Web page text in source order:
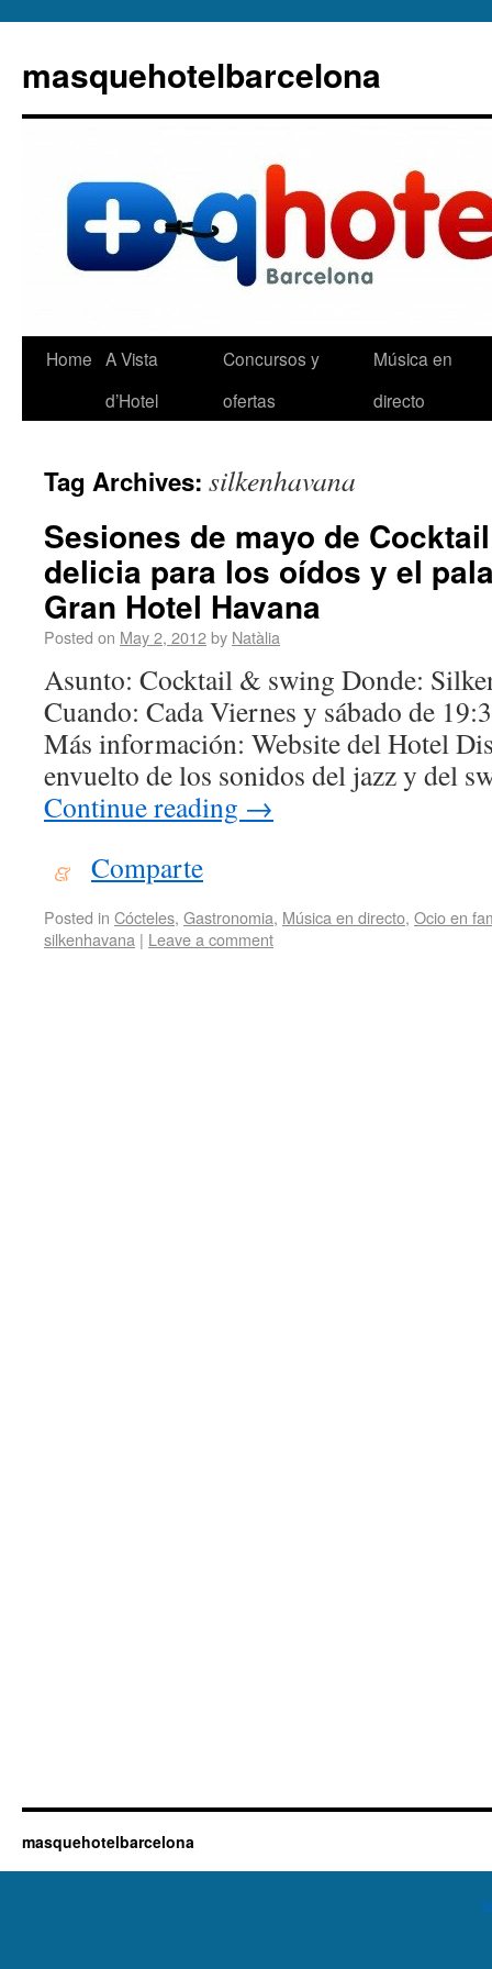
masquehotelbarcelona
Home A Vista
d’Hotel
Concursos y
ofertas
Música en
directo
Tag Archives: silkenhavana
Sesiones de mayo de
delicia para los oídos y el
Gran Hotel Havana
Posted on May 2, 2012by Natàlia
Asunto: Cocktail & swing Donde:
Cuando: Cada Viernes y sábado de
Más información: Website del Hotel
envuelto de los sonidos del jazz y del
Continue reading →
Comparte
Posted in Cócteles, Gastronomia, Música en directo, Ocio en
silkenhavana | Leave a comment
masquehotelbarcelona